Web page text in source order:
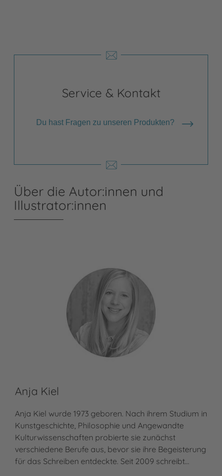
Service & Kontakt
Du hast Fragen zu unseren Produkten?
Über die Autor:innen und
Illustrator:innen
Anja Kiel
Anja Kiel wurde 1973 geboren. Nach ihrem Studium in
Kunstgeschichte, Philosophie und Angewandte
Kulturwissenschaften probierte sie zunächst
verschiedene Berufe aus, bevor sie ihre Begeisterung
für das Schreiben entdeckte. Seit 2009 schreibt…